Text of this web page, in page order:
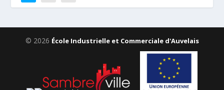
© 2026 École Industrielle et Commerciale d'Auvelais